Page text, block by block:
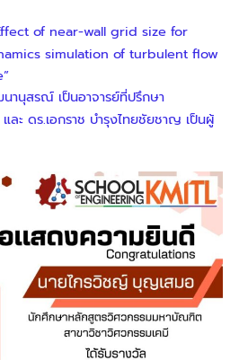
of near-wall grid size for
simulation of turbulent flow
านุสรณ์ เป็นอาจารย์ที่ปรึกษา
ะ ดร.เอกราช บำรุงไทยชัยชาญ เป็นผู้